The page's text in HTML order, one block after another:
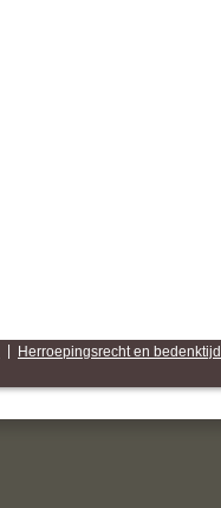
Herroepingsrecht en bedenktijd